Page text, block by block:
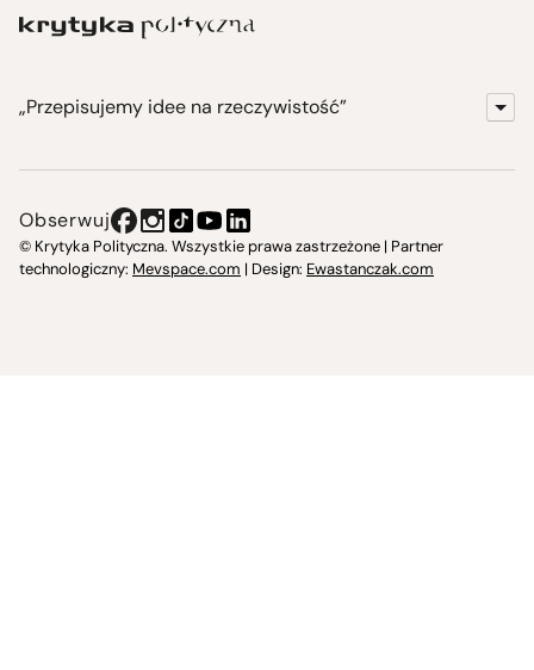
„Przepisujemy idee na rzeczywistość”
Instytut Krytyki Politycznej
Obserwuj
© Krytyka Polityczna. Wszystkie prawa zastrzeżone | Partner
technologiczny: Mevspace.com | Design: Ewastanczak.com